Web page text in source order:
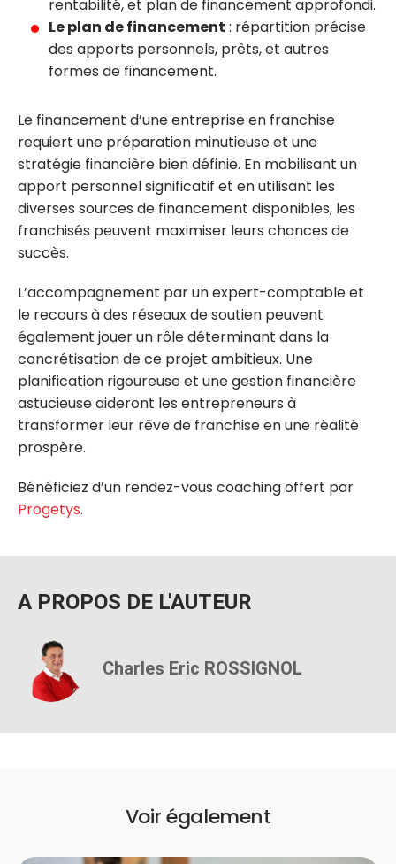
rentabilité, et plan de financement approfondi.
Le plan de financement : répartition précise
des apports personnels, prêts, et autres
formes de financement.
Le financement d’une entreprise en franchise
requiert une préparation minutieuse et une
stratégie financière bien définie. En mobilisant un
apport personnel significatif et en utilisant les
diverses sources de financement disponibles, les
franchisés peuvent maximiser leurs chances de
succès.
L’accompagnement par un expert-comptable et
le recours à des réseaux de soutien peuvent
également jouer un rôle déterminant dans la
concrétisation de ce projet ambitieux. Une
planification rigoureuse et une gestion financière
astucieuse aideront les entrepreneurs à
transformer leur rêve de franchise en une réalité
prospère.
Bénéficiez d’un rendez-vous coaching offert par
Progetys.
A PROPOS DE L'AUTEUR
Charles Eric ROSSIGNOL
Voir également